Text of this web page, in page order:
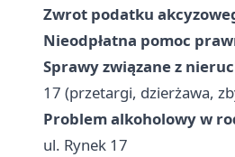
Zwrot podatku
Nieodpłatna pomoc
Sprawy związane z
17 (przetargi, dzierżawa,
Problem alkoholowy w
ul. Rynek 17